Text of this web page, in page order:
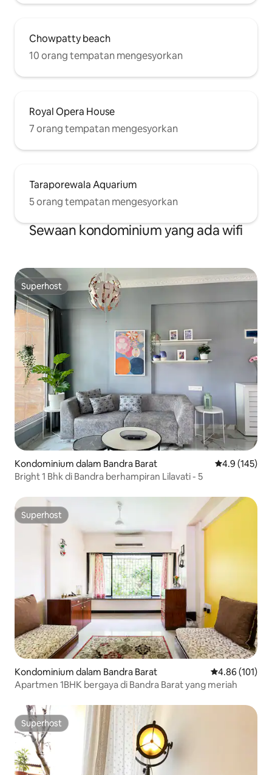
Chowpatty beach
10 orang tempatan mengesyorkan
Royal Opera House
7 orang tempatan mengesyorkan
Taraporewala Aquarium
5 orang tempatan mengesyorkan
Sewaan kondominium yang ada wifi
Superhost
Superhost
Kondominium dalam Bandra Barat Penarafan
4.9 (145)
Bright 1 Bhk di Bandra berhampiran Lilavati - 5
Superhost
Superhost
Kondominium dalam Bandra Barat Penarafan
4.86 (101)
Apartmen 1BHK bergaya di Bandra Barat yang meriah
Superhost
Superhost